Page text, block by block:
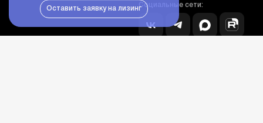
Оставить заявку на лизинг
Социальные сети: